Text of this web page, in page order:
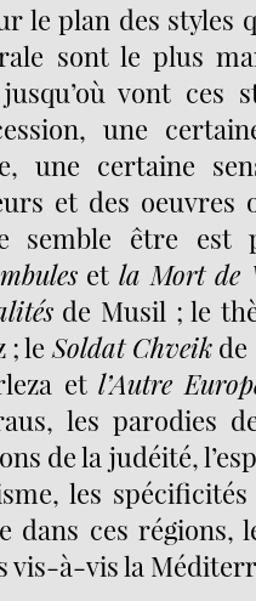
le plan des styles
sont le plus
vont ces
une
une certaine
et des oeuvres
semble être est
et la Mort de
de Musil ; le
; leSoldat Chveik
et l’Autre
les parodies
de la judéité,
les
dans ces régions,
vis-à-vis la